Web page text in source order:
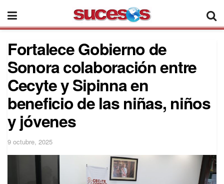
Fortalece Gobierno de
Sonora colaboración entre
Cecyte y Sipinna en
beneficio de las niñas, niños
y jóvenes
9 octubre, 2025